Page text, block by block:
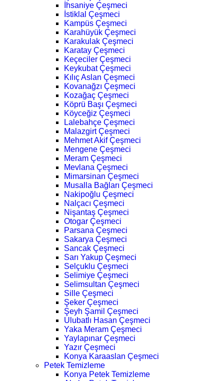
İhsaniye Çeşmeci
İstiklal Çeşmeci
Kampüs Çeşmeci
Karahüyük Çeşmeci
Karakulak Çeşmeci
Karatay Çeşmeci
Keçeciler Çeşmeci
Keykubat Çeşmeci
Kılıç Aslan Çeşmeci
Kovanağzı Çeşmeci
Kozağaç Çeşmeci
Köprü Başı Çeşmeci
Köyceğiz Çeşmeci
Lalebahçe Çeşmeci
Malazgirt Çeşmeci
Mehmet Akif Çeşmeci
Mengene Çeşmeci
Meram Çeşmeci
Mevlana Çeşmeci
Mimarsinan Çeşmeci
Musalla Bağları Çeşmeci
Nakipoğlu Çeşmeci
Nalçacı Çeşmeci
Nişantaş Çeşmeci
Otogar Çeşmeci
Parsana Çeşmeci
Sakarya Çeşmeci
Sancak Çeşmeci
Sarı Yakup Çeşmeci
Selçuklu Çeşmeci
Selimiye Çeşmeci
Selimsultan Çeşmeci
Sille Çeşmeci
Şeker Çeşmeci
Şeyh Şamil Çeşmeci
Ulubatlı Hasan Çeşmeci
Yaka Meram Çeşmeci
Yaylapınar Çeşmeci
Yazır Çeşmeci
Konya Karaaslan Çeşmeci
Petek Temizleme
Konya Petek Temizleme